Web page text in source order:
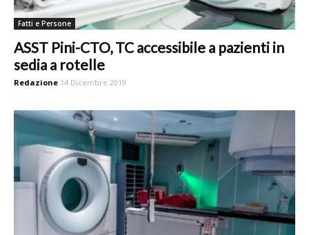
Fatti e Persone
ASST Pini-CTO, TC accessibile a pazienti in
sedia a rotelle
Redazione 14 Dicembre 2019